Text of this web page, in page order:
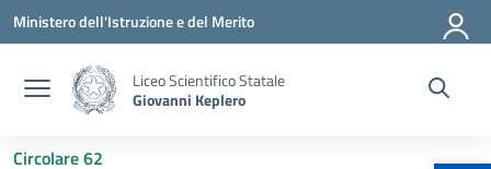
Vai ai contenuti
Vai al menu di navigazione
Vai al footer
Ministero dell'Istruzione e del Merito
Liceo Scientifico Statale
Giovanni Keplero
Circolare 62